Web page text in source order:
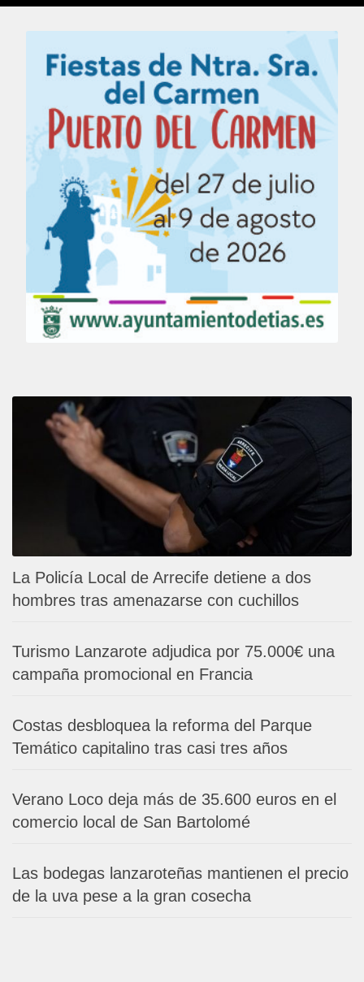
La Policía Local de Arrecife detiene a dos
hombres tras amenazarse con cuchillos
Turismo Lanzarote adjudica por 75.000€ una
campaña promocional en Francia
Costas desbloquea la reforma del Parque
Temático capitalino tras casi tres años
Verano Loco deja más de 35.600 euros en el
comercio local de San Bartolomé
Las bodegas lanzaroteñas mantienen el precio
de la uva pese a la gran cosecha